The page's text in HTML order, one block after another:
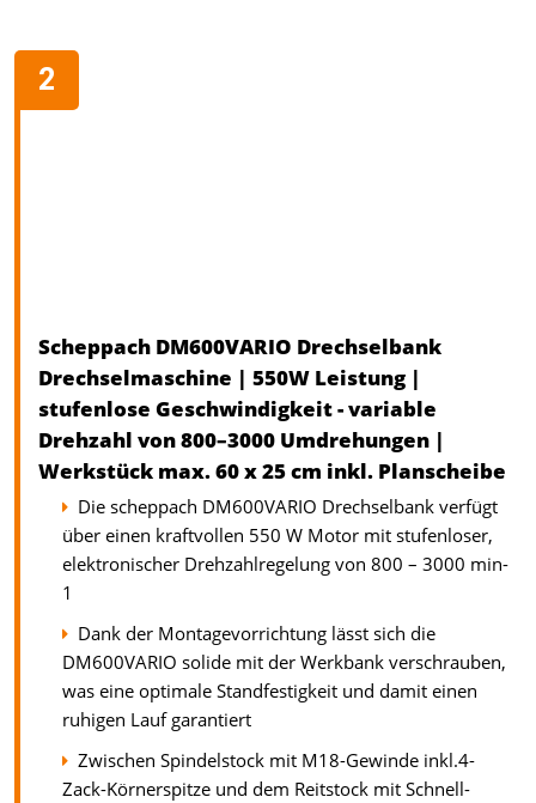
Scheppach DM600VARIO Drechselbank
Drechselmaschine | 550W Leistung |
stufenlose Geschwindigkeit - variable
Drehzahl von 800–3000 Umdrehungen |
Werkstück max. 60 x 25 cm inkl. Planscheibe
Die scheppach DM600VARIO Drechselbank verfügt
über einen kraftvollen 550 W Motor mit stufenloser,
elektronischer Drehzahlregelung von 800 – 3000 min-
1
Dank der Montagevorrichtung lässt sich die
DM600VARIO solide mit der Werkbank verschrauben,
was eine optimale Standfestigkeit und damit einen
ruhigen Lauf garantiert
Zwischen Spindelstock mit M18-Gewinde inkl.4-
Zack-Körnerspitze und dem Reitstock mit Schnell-